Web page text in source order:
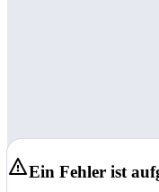
Ein Fehler ist